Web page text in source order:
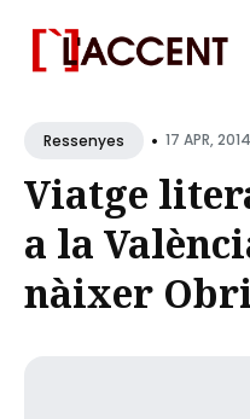
for
Blog
Ressenyes • 17 APR, 2014
Viatge
a la
nàixer